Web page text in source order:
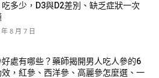
吃多少，D3與D2差別、缺乏症狀一次
8 月 7 日
好處有哪些？藥師揭開男人吃人參的6
效，紅參、西洋參、高麗參怎麼選、一